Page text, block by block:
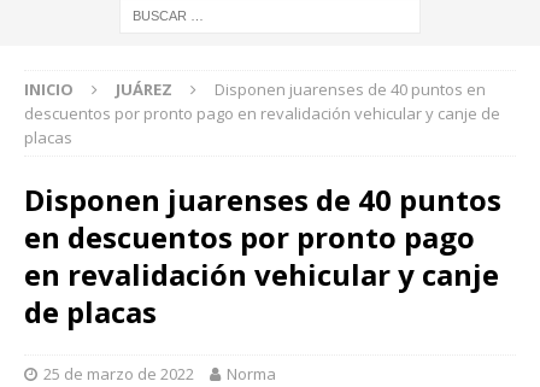
INICIO JUÁREZ
Disponen juarenses de 40 puntos en
descuentos por pronto pago en revalidación vehicular y canje de
placas
Disponen juarenses de 40 puntos
en descuentos por pronto pago
en revalidación vehicular y canje
de placas
25 de marzo de 2022 Norma